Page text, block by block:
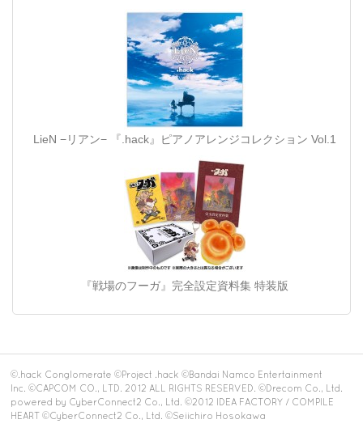
LieN −リアン− 『.hack』ピアノアレンジコレクション Vol.1
『戦場のフーガ』完全設定資料集 特装版
©.hack Conglomerate ©Project .hack ©Bandai Namco Entertainment
Inc. ©CAPCOM CO., LTD. 2012 ALL RIGHTS RESERVED. ©Drecom Co., Ltd.
powered by CyberConnect2 Co., Ltd. ©2012 IDEA FACTORY / COMPILE
HEART ©CyberConnect2 Co., Ltd. ©Seiichiro Hosokawa